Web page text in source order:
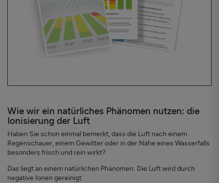
Wie wir ein natürliches Phänomen nutzen: die
Ionisierung der Luft
Haben Sie schon einmal bemerkt, dass die Luft nach einem
Regenschauer, einem Gewitter oder in der Nähe eines Wasserfalls
besonders frisch und rein wirkt?
Das liegt an einem natürlichen Phänomen: Die Luft wird durch
negative Ionen gereinigt.